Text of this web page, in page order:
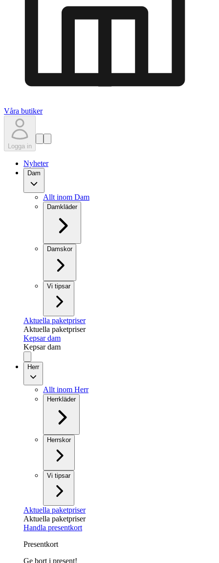
Våra butiker
Logga in
Nyheter
Dam
Allt inom Dam
Damkläder
Damskor
Vi tipsar
Aktuella paketpriser
Aktuella paketpriser
Kepsar dam
Kepsar dam
Herr
Allt inom Herr
Herrkläder
Herrskor
Vi tipsar
Aktuella paketpriser
Aktuella paketpriser
Handla presentkort
Presentkort
Ge bort i present!